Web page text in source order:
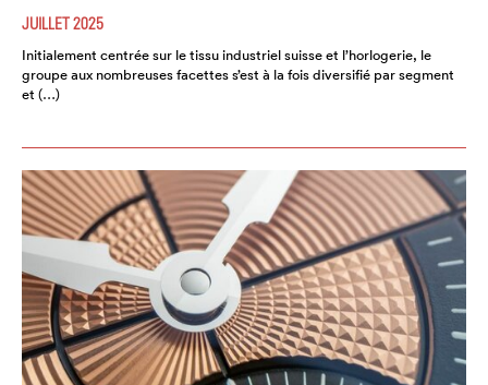
JUILLET 2025
Initialement centrée sur le tissu industriel suisse et l’horlogerie, le
groupe aux nombreuses facettes s’est à la fois diversifié par segment
et (…)